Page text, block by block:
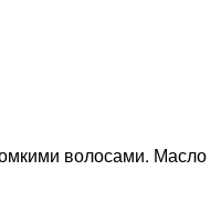
волосами. Масло